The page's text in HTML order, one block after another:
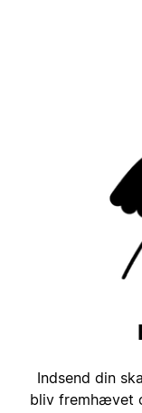
Indsend din
bliv fremhævet